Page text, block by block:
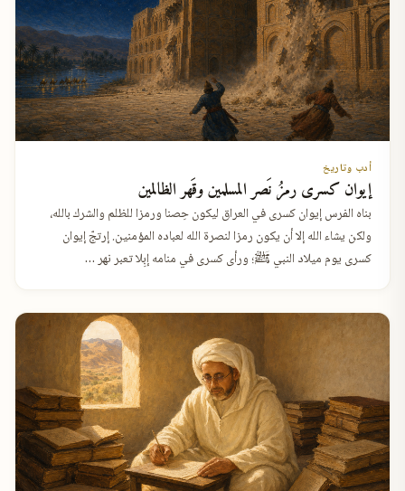
أدب وتاريخ
إيوان كسرى رمزُ نَصر المسلمين وقَهر الظالمين
بناه الفرس إيوان كسرى في العراق ليكون حِصنا ورمزا للظلم والشرك بالله،
ولكن يشاء الله إلا أن يكون رمزا لنصرة الله لعباده المؤمنين. إرتجّ إيوان
كسرى يوم ميلاد النبي ﷺ؛ ورأى كسرى في منامه إبِلا تعبر نهر …